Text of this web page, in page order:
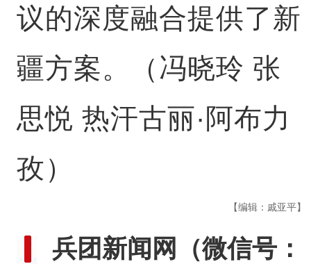
议的深度融合提供了新
疆方案。（冯晓玲 张
思悦 热汗古丽·阿布力
孜）
【编辑：戚亚平】
兵团新闻网
（微信号：